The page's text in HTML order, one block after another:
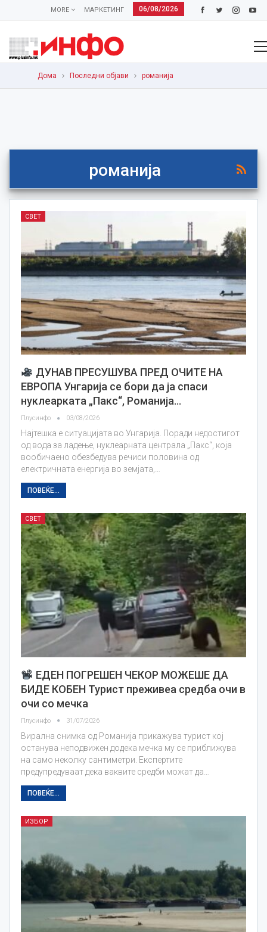
06/08/2026
МАРКЕТИНГ
MORE
Дома Последни објави романија
романија
СВЕТ
ДУНАВ ПРЕСУШУВА ПРЕД ОЧИТЕ НА
ЕВРОПА Унгарија се бори да ја спаси
нуклеарката „Пакс“, Романија…
Плусинфо 03/08/2026
Најтешка е ситуацијата во Унгарија. Поради недостигот
од вода за ладење, нуклеарната централа „Пакс“, која
вообичаено обезбедува речиси половина од
електричната енергија во земјата,…
ПОВЕЌЕ...
СВЕТ
ЕДЕН ПОГРЕШЕН ЧЕКОР МОЖЕШЕ ДА
БИДЕ КОБЕН Турист преживеа средба очи в
очи со мечка
Плусинфо 31/07/2026
Вирална снимка од Романија прикажува турист кој
останува неподвижен додека мечка му се приближува
на само неколку сантиметри. Експертите
предупредуваат дека ваквите средби можат да…
ПОВЕЌЕ...
ИЗБОР